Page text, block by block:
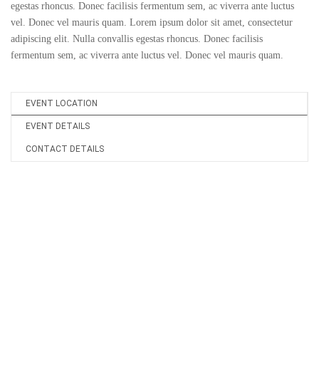
egestas rhoncus. Donec facilisis fermentum sem, ac viverra ante luctus
vel. Donec vel mauris quam. Lorem ipsum dolor sit amet, consectetur
adipiscing elit. Nulla convallis egestas rhoncus. Donec facilisis
fermentum sem, ac viverra ante luctus vel. Donec vel mauris quam.
EVENT LOCATION
EVENT DETAILS
CONTACT DETAILS